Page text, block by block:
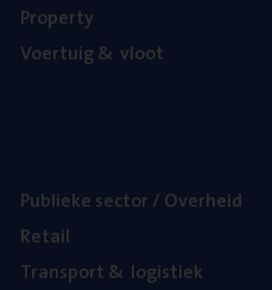
Pro­per­ty
Voer­tuig& vloot
Publie­ke sec­tor / Overheid
Retail
Trans­port& logistiek